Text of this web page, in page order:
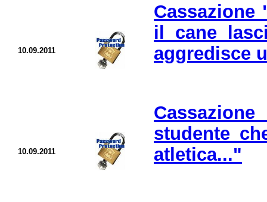
10.09.2011
Cassazione
il cane
aggredisce
10.09.2011
studente
atletica..."